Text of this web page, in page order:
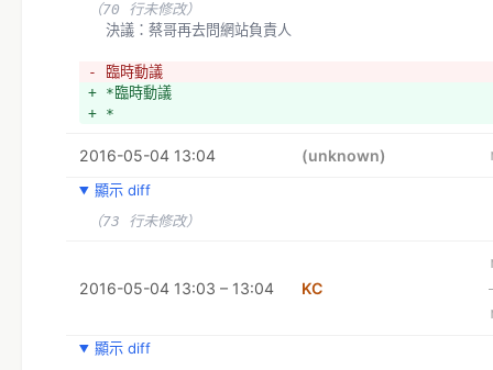
+ *有沒有人要一起去花博擺攤
+ *徽章（40/入，100/套）、明信片（250/組）、貼紙（
+ 　　明信片＋紙膠帶＋貼紙
+ x2+徽章（700/套）*當初在FlyingV上的價格：
https://www.flyingv.cc/project/3080
（70 行未修改）
  決議：蔡哥再去問網站負責人
- 臨時動議
+ *臨時動議
+ *
2016-05-04 13:04 (unknown)
顯示 diff
（73 行未修改）
2016-05-04 13:03 – 13:04 KC
顯示 diff